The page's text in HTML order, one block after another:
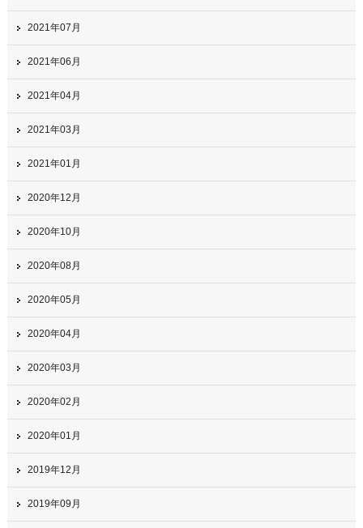
2021年07月
2021年06月
2021年04月
2021年03月
2021年01月
2020年12月
2020年10月
2020年08月
2020年05月
2020年04月
2020年03月
2020年02月
2020年01月
2019年12月
2019年09月